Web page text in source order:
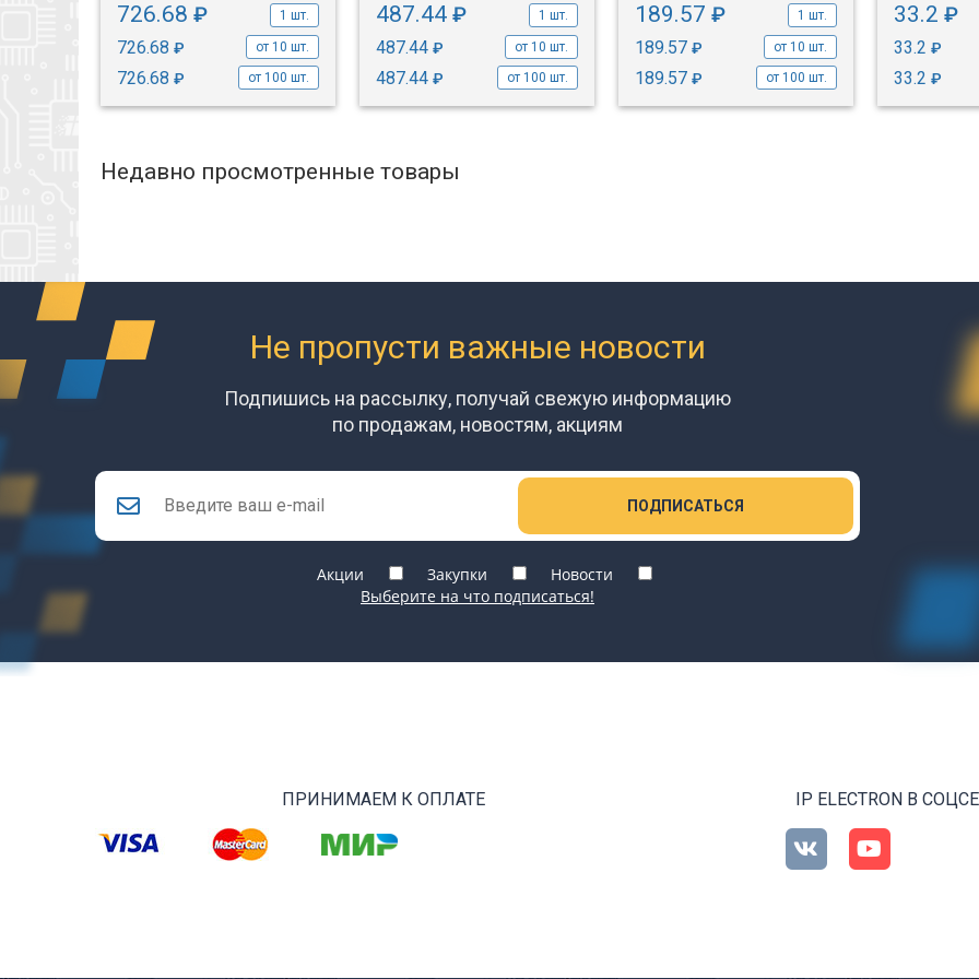
726.68 ₽ 1 шт.
726.68 ₽ от 10 шт.
726.68 ₽ от 100 шт.
487.44 ₽ 1 шт.
487.44 ₽ от 10 шт.
487.44 ₽ от 100 шт.
189.57 ₽ 1 шт.
189.57 ₽ от 10 шт.
189.57 ₽ от 100 шт.
33.2 ₽
33.2 ₽
33.2 ₽
Недавно просмотренные товары
Не пропусти важные новости
Подпишись на рассылку, получай свежую информацию
по продажам, новостям, акциям
ПОДПИСАТЬСЯ
Акции Закупки
Новости
Выберите на что подписаться!
ПРИНИМАЕМ К ОПЛАТЕ IP ELECTRON В